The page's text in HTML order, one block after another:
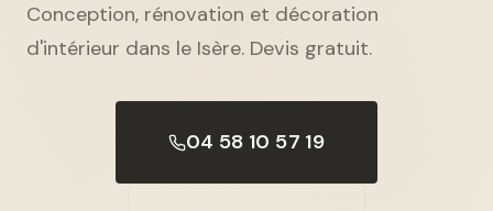
Conception, rénovation et décoration
d'intérieur dans le Isère. Devis gratuit.
04 58 10 57 19